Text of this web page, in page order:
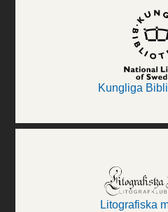
Kungliga
Litografiska